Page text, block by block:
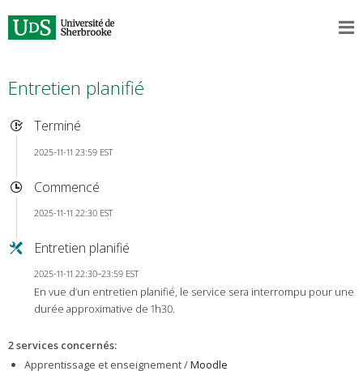
Entretien planifié
Terminé
2025-11-11 23:59 EST
Commencé
2025-11-11 22:30 EST
Entretien planifié
2025-11-11 22:30–23:59 EST
En vue d’un entretien planifié, le service sera interrompu pour une
durée approximative de 1h30.
2 services concernés:
Apprentissage et enseignement /Moodle